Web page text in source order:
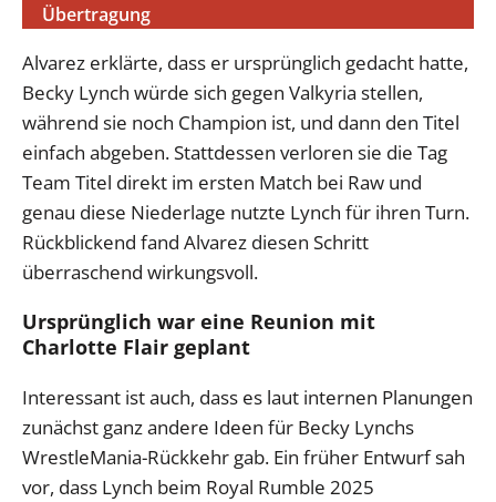
Übertragung
Alvarez erklärte, dass er ursprünglich gedacht hatte,
Becky Lynch würde sich gegen Valkyria stellen,
während sie noch Champion ist, und dann den Titel
einfach abgeben. Stattdessen verloren sie die Tag
Team Titel direkt im ersten Match bei Raw und
genau diese Niederlage nutzte Lynch für ihren Turn.
Rückblickend fand Alvarez diesen Schritt
überraschend wirkungsvoll.
Ursprünglich war eine Reunion mit
Charlotte Flair geplant
Interessant ist auch, dass es laut internen Planungen
zunächst ganz andere Ideen für Becky Lynchs
WrestleMania-Rückkehr gab. Ein früher Entwurf sah
vor, dass Lynch beim Royal Rumble 2025